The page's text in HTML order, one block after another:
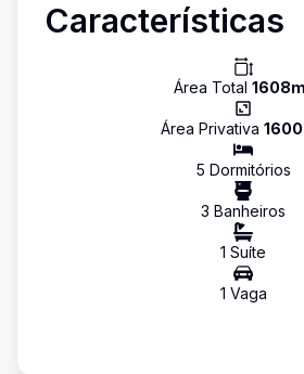
Características
Área Total 1608
Área Privativa 1600
5 Dormitórios
3 Banheiros
1 Suíte
1 Vaga